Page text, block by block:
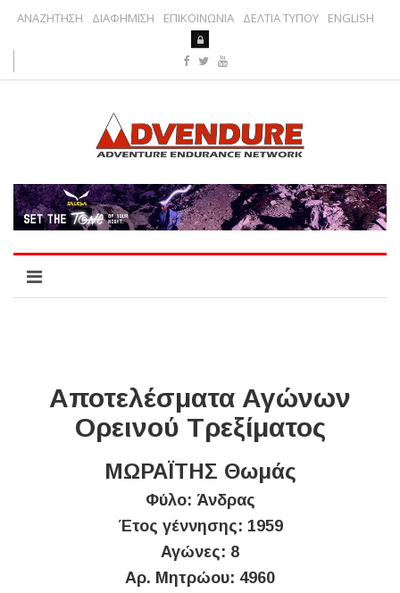
ΑΝΑΖΗΤΗΣΗ ΔΙΑΦΗΜΙΣΗ ΕΠΙΚΟΙΝΩΝΙΑ ΔΕΛΤΙΑ ΤΥΠΟΥ ENGLISH
Αποτελέσματα Αγώνων
Ορεινού Τρεξίματος
ΜΩΡΑΪΤΗΣ Θωμάς
Φύλο: Άνδρας
Έτος γέννησης: 1959
Αγώνες: 8
Αρ. Μητρώου: 4960